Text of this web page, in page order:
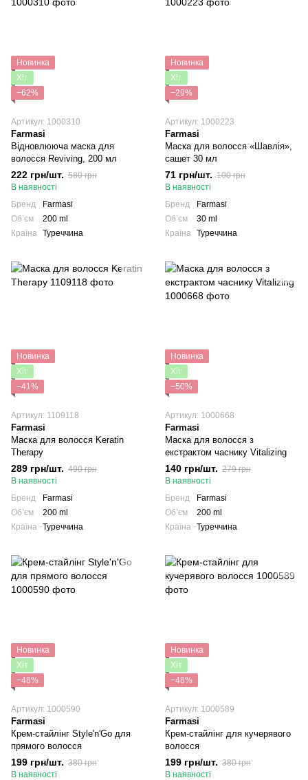
Новинка
Хіт
−62%
Артикул: 1000310
Farmasi
Відновлююча маска для
волосся Reviving, 200 мл
222 грн/шт. 580 грн
В наявності
Бренд
Farmasi
Обʼєм
200 ml
Країна
Туреччина
Новинка
Хіт
−29%
Артикул: 1000223
Farmasi
Маска для волосся «Шавлія»,
сашет 30 мл
71 грн/шт. 100 грн
В наявності
Бренд
Farmasi
Обʼєм
30 ml
Країна
Туреччина
Новинка
Хіт
−41%
Артикул: 1109118
Farmasi
Маска для волосся Keratin
Therapy
289 грн/шт. 490 грн
В наявності
Бренд
Farmasi
Обʼєм
200 ml
Країна
Туреччина
Новинка
Хіт
−50%
Артикул: 1000668
Farmasi
Маска для волосся з
екстрактом часнику Vitalizing
140 грн/шт. 279 грн
В наявності
Бренд
Farmasi
Обʼєм
200 ml
Країна
Туреччина
Новинка
Хіт
−48%
Артикул: 1000590
Farmasi
Крем-стайлінг Style'n'Go для
прямого волосся
199 грн/шт. 380 грн
В наявності
Новинка
Хіт
−48%
Артикул: 1000589
Farmasi
Крем-стайлінг для кучерявого
волосся
199 грн/шт. 380 грн
В наявності